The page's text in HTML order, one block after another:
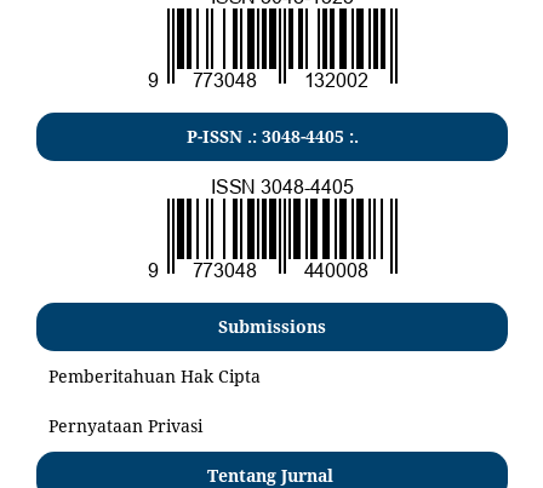
P-ISSN .: 3048-4405 :.
Submissions
Pemberitahuan Hak Cipta
Pernyataan Privasi
Tentang Jurnal